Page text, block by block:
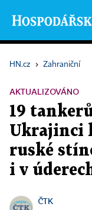
HN.cz › Zahraniční
AKTUALIZOVÁNO
19
Ukrajinci
ruské
i v
ČTK